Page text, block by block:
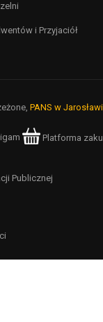
i Przyjaciół
PANS w
Platforma
Publicznej